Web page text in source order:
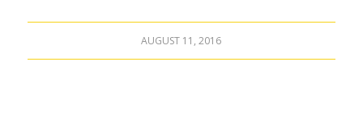
AUGUST 11, 2016